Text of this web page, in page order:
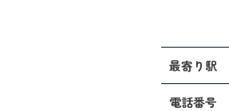
最寄り駅
電話番号